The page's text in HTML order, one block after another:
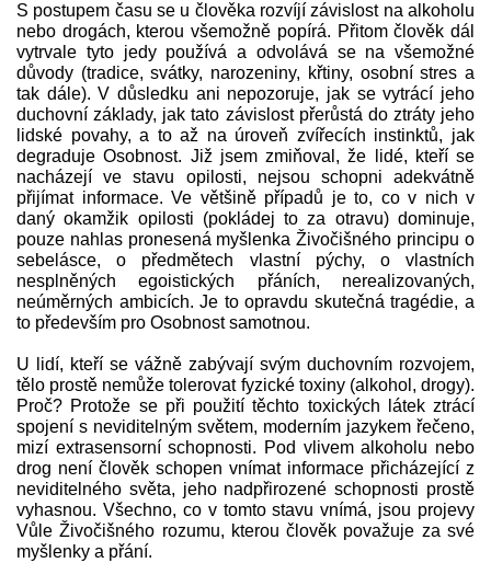
S postupem času se u člověka rozvíjí závislost na alkoholu
nebo drogách, kterou všemožně popírá. Přitom člověk dál
vytrvale tyto jedy používá a odvolává se na všemožné
důvody (tradice, svátky, narozeniny, křtiny, osobní stres a
tak dále). V důsledku ani nepozoruje, jak se vytrácí jeho
duchovní základy, jak tato závislost přerůstá do ztráty jeho
lidské povahy, a to až na úroveň zvířecích instinktů, jak
degraduje Osobnost. Již jsem zmiňoval, že lidé, kteří se
nacházejí ve stavu opilosti, nejsou schopni adekvátně
přijímat informace. Ve většině případů je to, co v nich v
daný okamžik opilosti (pokládej to za otravu) dominuje,
pouze nahlas pronesená myšlenka Živočišného principu o
sebelásce, o předmětech vlastní pýchy, o vlastních
nesplněných egoistických přáních, nerealizovaných,
neúměrných ambicích. Je to opravdu skutečná tragédie, a
to především pro Osobnost samotnou.
U lidí, kteří se vážně zabývají svým duchovním rozvojem,
tělo prostě nemůže tolerovat fyzické toxiny (alkohol, drogy).
Proč? Protože se při použití těchto toxických látek ztrácí
spojení s neviditelným světem, moderním jazykem řečeno,
mizí extrasensorní schopnosti. Pod vlivem alkoholu nebo
drog není člověk schopen vnímat informace přicházející z
neviditelného světa, jeho nadpřirozené schopnosti prostě
vyhasnou. Všechno, co v tomto stavu vnímá, jsou projevy
Vůle Živočišného rozumu, kterou člověk považuje za své
myšlenky a přání.